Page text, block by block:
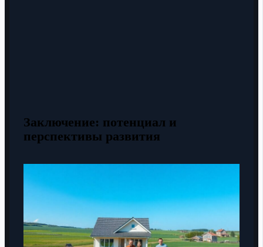
Заключение: потенциал и
перспективы развития